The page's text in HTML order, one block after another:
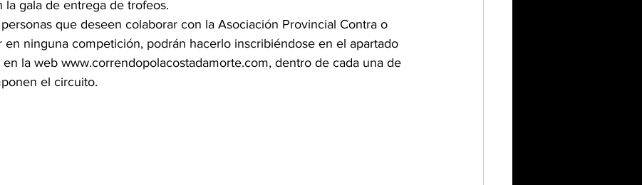
gala de entrega de trofeos.
que deseen colaborar con la Asociación Provincial Contra o
en ninguna competición, podrán hacerlo inscribiéndose en el apartado
la web www.correndopolacostadamorte.com, dentro de cada una de
el circuito.